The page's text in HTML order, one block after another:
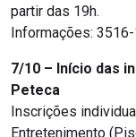
partir das 19h.
Informações:
7/10 – Início das
Peteca
Inscrições
Entretenimento